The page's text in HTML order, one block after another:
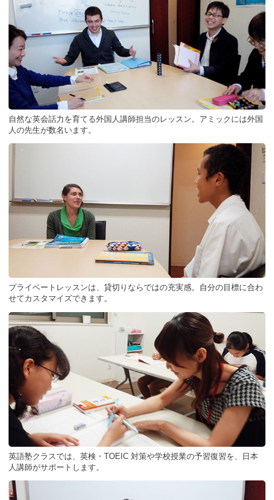
自然な英会話力を育てる外国人講師担当のレッスン。アミックには外国
人の先生が数名います。
プライベートレッスンは、貸切りならではの充実感。自分の目標に合わ
せてカスタマイズできます。
英語塾クラスでは、英検・TOEIC 対策や学校授業の予習復習を、日本
人講師がサポートします。